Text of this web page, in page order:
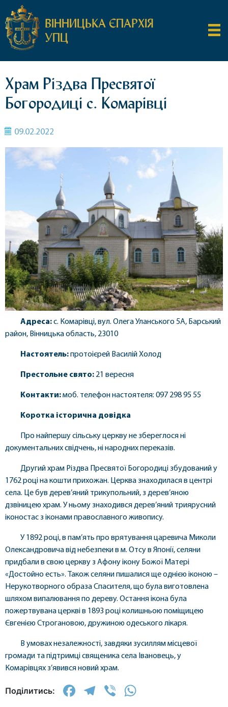
ВІННИЦЬКА ЄПАРХІЯ
УПЦ
Храм Різдва Пресвятої
Богородиці с. Комарівці
09.02.2022
Адреса:с. Комарівці, вул. Олега Уланського 5А, Барський
район, Вінницька область, 23010
Настоятель:протоієрей Василій Холод
Престольне свято: 21 вересня
Контакти:моб. телефон настоятеля: 097 298 95 55
Коротка історична довідка
Про найпершу сільську церкву не збереглося ні
документальних свідчень, ні народних переказів.
Другий храм Різдва Пресвятої Богородиці збудований у
1762 році на кошти прихожан. Церква знаходилася в центрі
села. Це був дерев’яний трикупольний, з дерев’яною
дзвіницею храм. У ньому знаходився дерев’яний триярусний
іконостас з іконами православного живопису.
У 1892 році, в пам’ять про врятування царевича Миколи
Олександровича від небезпеки в м. Отсу в Японії, селяни
придбали в свою церкву з Афону ікону Божої Матері
«Достойно есть». Також селяни пишалися ще однією іконою –
Нерукотворного образа Спасителя, що була виготовлена
шляхом випалювання по дереву. Остання ікона була
пожертвувана церкві в 1893 році колишньою поміщицею
Євгенією Строгановою, дружиною одеського лікаря.
В умовах незалежності, завдяки зусиллям місцевої
громади та підтримці священика села Івановець, у
Комарівцях з’явився новий храм.
Поділитись: Facebook
Telegram
Viber